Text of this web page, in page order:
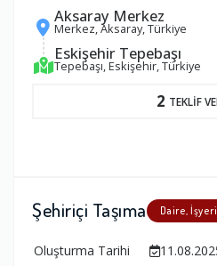
Aksaray Merkez
Merkez, Aksaray, Türkiye
Eskişehir Tepebaşı
Tepebaşı, Eskişehir, Türkiye
2 TEKLİF
Şehiriçi Taşıma Daire, İşyeri
Oluşturma Tarihi